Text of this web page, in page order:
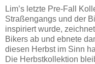
Lim’s letzte Pre-Fall
Straßengangs und der
inspiriert wurde,
Bikers ab und ebnete
diesen Herbst im Sinn
Die Herbstkollektion